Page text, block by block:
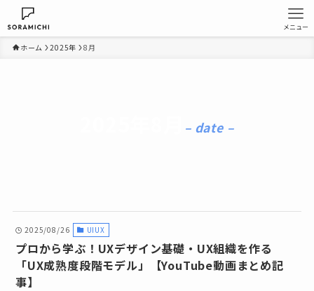
メニュー
ホーム 2025年 8月
– date –
2025/08/26 UIUX
プロから学ぶ！UXデザイン基礎・UX組織を作る
「UX成熟度段階モデル」【YouTube動画まとめ記
事】